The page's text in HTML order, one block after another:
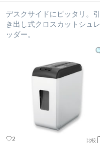
デスクサイドにピッタリ。引
き出し式クロスカットシュレ
ッダー。
♡2 比較